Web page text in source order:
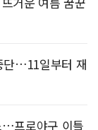
단…11일부터 재
…프로야구 이틀